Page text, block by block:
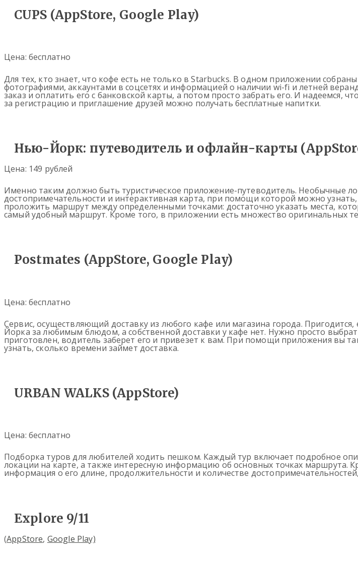
CUPS (AppStore, Google Play)
Цена: бесплатно
Для тех, кто знает, что кофе есть не только в Starbucks. В одном приложении
фотографиями, аккаунтами в соцсетях и информацией о наличии wi-fi и летней
заказ и оплатить его с банковской карты, а потом просто забрать его. И надеемся,
за регистрацию и приглашение друзей можно получать бесплатные напитки.
Нью-Йорк: путеводитель и офлайн-карты
Цена: 149 рублей
Именно таким должно быть туристическое приложение-путеводитель. Необычные
достопримечательности и интерактивная карта, при помощи которой можно
проложить маршрут между определенными точками: достаточно указать места,
самый удобный маршрут. Кроме того, в приложении есть множество оригинальных
Postmates (AppStore, Google Play)
Цена: бесплатно
Сервис, осуществляющий доставку из любого кафе или магазина города.
Йорка за любимым блюдом, а собственной доставки у кафе нет. Нужно просто
приготовлен, водитель заберет его и привезет к вам. При помощи приложения вы
узнать, сколько времени займет доставка.
URBAN WALKS (AppStore)
Цена: бесплатно
Подборка туров для любителей ходить пешком. Каждый тур включает подробное
локации на карте, а также интересную информацию об основных точках маршрута.
информация о его длине, продолжительности и количестве
Explore 9/11
(AppStore, Google Play)